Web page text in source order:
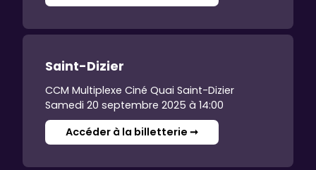
Saint-Dizier
CCM Multiplexe Ciné Quai Saint-Dizier
Samedi 20 septembre 2025 à 14:00
Accéder à la billetterie ➞